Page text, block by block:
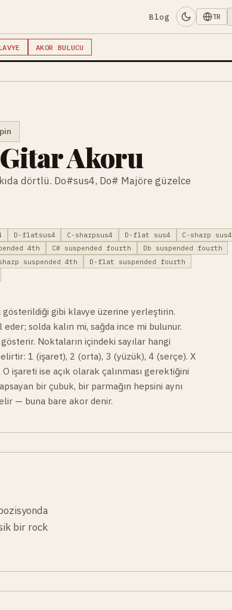
Blog TR
AKOR BULUCU
Akoru
dörtlü. Do#sus4, Do# Majöre güzelce
D-flatsus4 C-sharpsus4 D-flat sus4
C-sharp sus4
4th C# suspended fourth
Db suspended fourth
suspended 4th
D-flat suspended fourth
gösterildiği gibi klavye üzerine yerleştirin.
solda kalın mi, sağda ince mi bulunur.
Noktaların içindeki sayılar hangi
1 (işaret), 2 (orta), 3 (yüzük), 4 (serçe). X
işareti ise açık olarak çalınması gerektiğini
bir çubuk, bir parmağın hepsini aynı
— buna bare akor denir.
bir rock